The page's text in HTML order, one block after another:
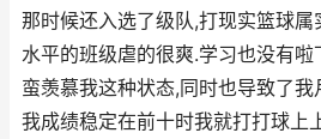
那时候还入选了级队,打现实篮球
水平的班级虐的很爽.学习也没有
蛮羡慕我这种状态,同时也导致了
我成绩稳定在前十时我就打打球上